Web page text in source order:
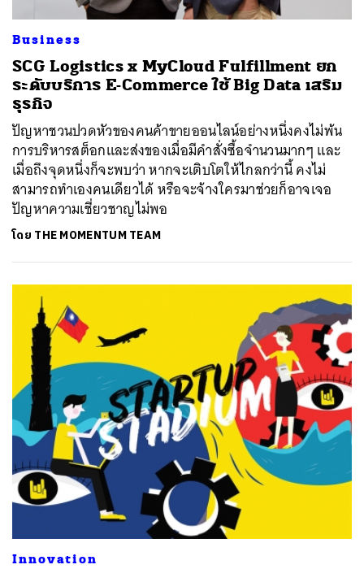
Business
SCG Logistics x MyCloud Fulfillment ยก
ระดับบริการ E-Commerce ใช้ Big Data เสริม
ธุรกิจ
ปัญหาชวนปวดหัวของคนค้าขายออนไลน์อย่างหนึ่งคงไม่พ้น
การบริหารสต็อกและส่งของเมื่อมีคำสั่งซื้อจำนวนมากๆ และ
เมื่อถึงจุดหนึ่งก็จะพบว่า หากจะเติบโตให้ไกลกว่านี้ คงไม่
สามารถทำเองคนเดียวได้ หรือจะจ้างใครมาช่วยก็อาจเจอ
ปัญหาความเชี่ยวชาญไม่พอ
โดย THE MOMENTUM TEAM
Innovation
ค้นหา
SHARE TWEET LINE EMAIL